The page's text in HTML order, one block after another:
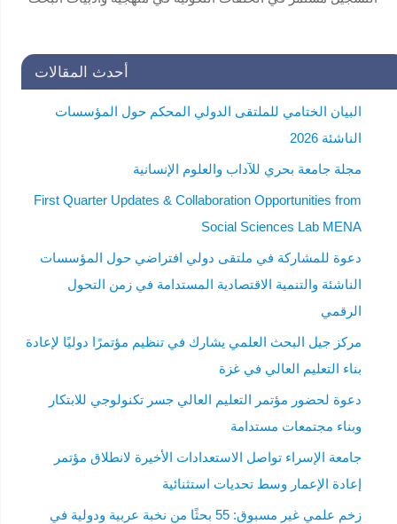
العلمي لفائدة طلاب الدراسات العليا . للاستفسار:
أحدث المقالات
البيان الختامي للملتقى الدولي المحكم حول المؤسسات
الناشئة 2026
مجلة جامعة بحري للآداب والعلوم الإنسانية
First Quarter Updates & Collaboration Opportunities from
Social Sciences Lab MENA
دعوة للمشاركة في ملتقى دولي افتراضي حول المؤسسات
الناشئة والتنمية الاقتصادية المستدامة في زمن التحول
الرقمي
مركز جيل البحث العلمي يشارك في تنظيم مؤتمرًا دوليًا لإعادة
بناء التعليم العالي في غزة
دعوة لحضور مؤتمر التعليم العالي جسر تكنولوجي للابتكار
وبناء مجتمعات مستدامة
جامعة الإسراء تواصل الاستعدادات الأخيرة لانطلاق مؤتمر
إعادة الإعمار وسط تحديات استثنائية
زخم علمي غير مسبوق: 55 بحثًا من نخبة عربية ودولية في